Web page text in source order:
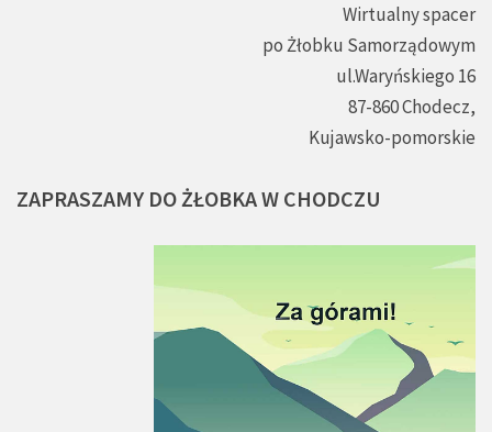
Wirtualny spacer
po Żłobku Samorządowym
ul.Waryńskiego 16
87-860 Chodecz,
Kujawsko-pomorskie
ZAPRASZAMY DO ŻŁOBKAW CHODCZU